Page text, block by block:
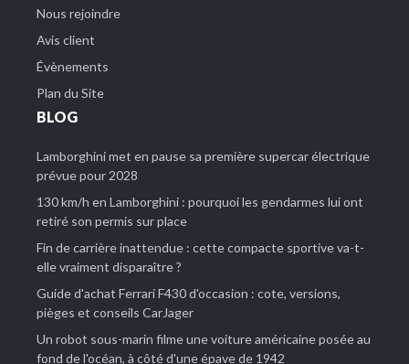
Nous rejoindre
Avis client
Évènements
Plan du Site
BLOG
Lamborghini met en pause sa première supercar électrique
prévue pour 2028
130 km/h en Lamborghini : pourquoi les gendarmes lui ont
retiré son permis sur place
Fin de carrière inattendue : cette compacte sportive va-t-
elle vraiment disparaître ?
Guide d'achat Ferrari F430 d'occasion : cote, versions,
pièges et conseils CarJager
Un robot sous-marin filme une voiture américaine posée au
fond de l'océan, à côté d'une épave de 1942